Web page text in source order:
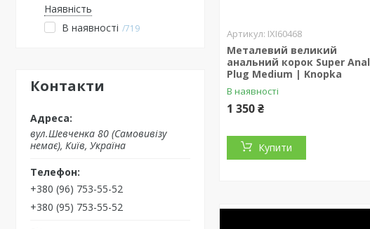
Наявність
В наявності 719
Контакти
вул.Шевченка 80 (Самовивізу
немає), Київ, Україна
+380 (96) 753-55-52
+380 (95) 753-55-52
IXI60468
Металевий великий
анальний корок Super Anal
Plug Medium | Knopka
В наявності
1 350 ₴
Купити